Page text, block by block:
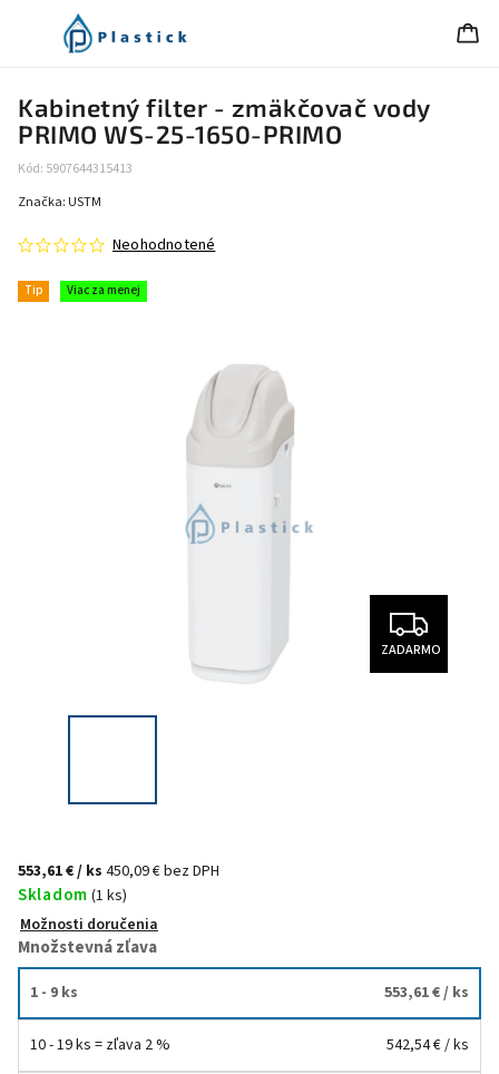
Kabinetný filter - zmäkčovač vody
PRIMO WS-25-1650-PRIMO
Kód: 5907644315413
Tip Viac za menej
Neohodnotené
Značka: USTM
ZADARMO
553,61 €/ ks 450,09 € bez DPH
Skladom (1 ks)
Možnosti doručenia
Množstevná zľava
1 - 9 ks 553,61 €/ ks
10 - 19 ks = zľava 2 % 542,54 €/ ks